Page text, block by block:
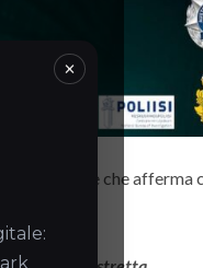
×
sottostante che afferma